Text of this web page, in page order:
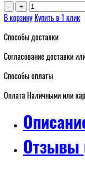
- +
В корзину Купить в 1 клик
Способы доставки
Согласование доставки
Способы оплаты
Оплата Наличными или
Отзывы